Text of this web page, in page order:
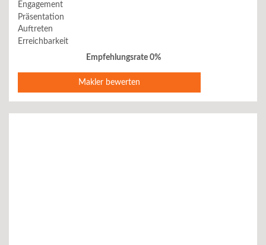
Engagement
Präsentation
Auftreten
Erreichbarkeit
Empfehlungsrate 0%
Makler bewerten